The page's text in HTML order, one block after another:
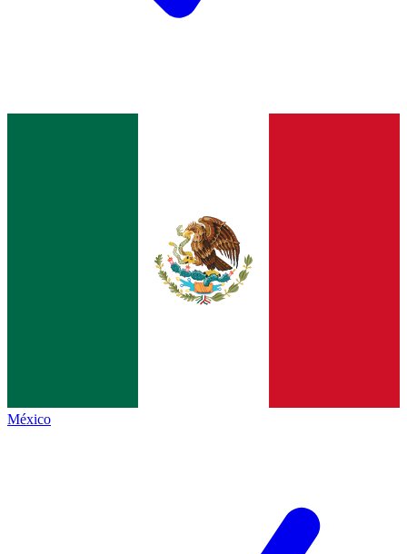
México